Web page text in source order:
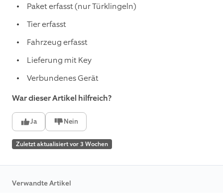
Paket erfasst (nur Türklingeln)
Tier erfasst
Fahrzeug erfasst
Lieferung mit Key
Verbundenes Gerät
War dieser Artikel hilfreich?
Ja Nein
Zuletzt aktualisiert vor 3 Wochen
Verwandte Artikel